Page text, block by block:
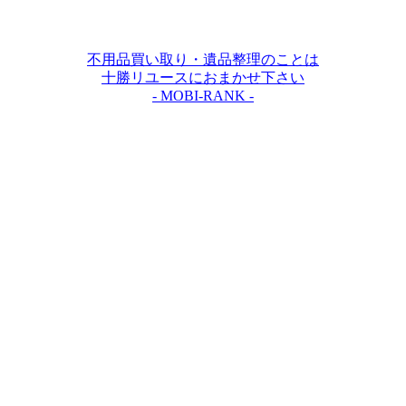
不用品買い取り・遺品整理のことは
十勝リユースにおまかせ下さい
- MOBI-RANK -